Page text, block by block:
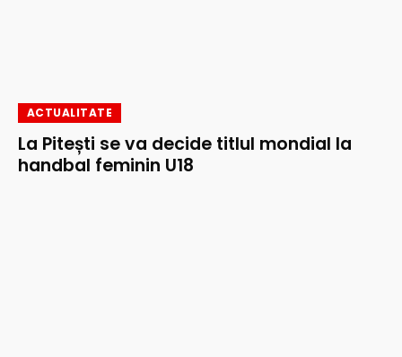
ACTUALITATE
La Pitești se va decide titlul mondial la
handbal feminin U18